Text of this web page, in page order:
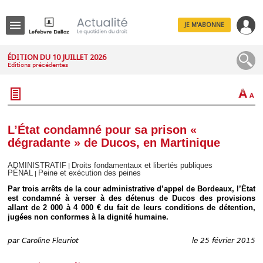
JE M'ABONNE
ÉDITION DU 10 JUILLET 2026
Éditions précédentes
L’État condamné pour sa prison «
dégradante » de Ducos, en Martinique
ADMINISTRATIF
Droits fondamentaux et libertés publiques
PÉNAL
Peine et exécution des peines
Par trois arrêts de la cour administrative d’appel de Bordeaux, l’État
est condamné à verser à des détenus de Ducos des provisions
allant de 2 000 à 4 000 € du fait de leurs conditions de détention,
jugées non conformes à la dignité humaine.
par Caroline Fleuriot le 25 février 2015